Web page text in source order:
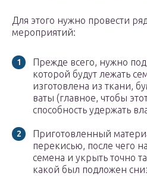
Для этого нужно провести
мероприятий:
Прежде всего, нужно
которой будут лежать
изготовлена из ткани,
ваты (главное, чтобы
способность удержать
Приготовленный
перекисью, после чего
семена и укрыть точно
какой был подложен